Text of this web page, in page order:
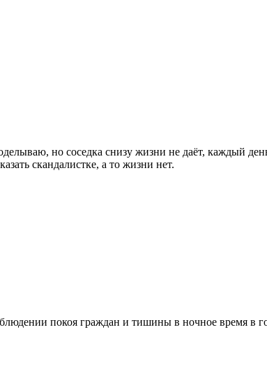
но соседка снизу жизни не даёт, каждый
скандалистке, а то жизни нет.
покоя граждан и тишины в ночное время в